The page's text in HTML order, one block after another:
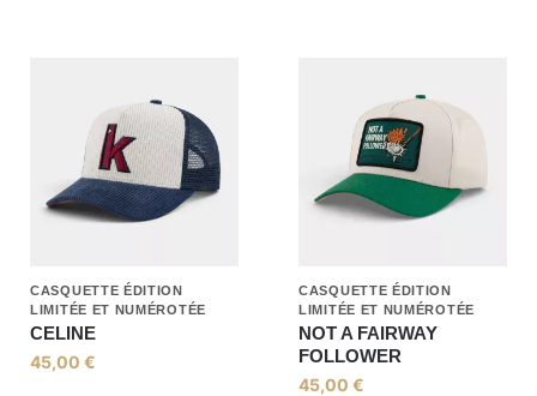
CASQUETTE ÉDITION
LIMITÉE ET NUMÉROTÉE
CELINE
45,00 €
CASQUETTE ÉDITION
LIMITÉE ET NUMÉROTÉE
NOT A FAIRWAY
FOLLOWER
45,00 €